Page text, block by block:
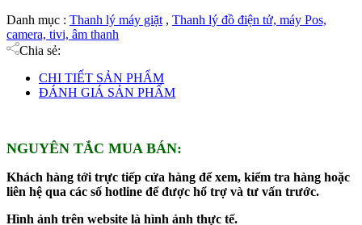
Danh mục : Thanh lý máy giặt , Thanh lý đồ điện tử, máy Pos,
camera, tivi, âm thanh
Chia sẻ:
CHI TIẾT SẢN PHẨM
ĐÁNH GIÁ SẢN PHẨM
NGUYÊN TẮC MUA BÁN:
Khách hàng tới trực tiếp cửa hàng để xem, kiểm tra hàng hoặc
liên hệ qua các số hotline để được hổ trợ và tư vấn trước.
Hình ảnh trên website là hình ảnh thực tế.